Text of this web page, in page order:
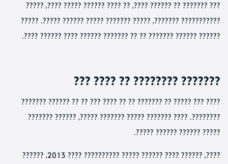
??? ??????? ?? ?????? ????, ?? ???? ?????? ????? ????, ?????
??????????? ???????, ????? ??????? ????? ?????? ?????. ?????
?????? ?????? ??????? ?? ?? ??????? ?????? ???? ?????? ????.
??????? ???????? ?? ???? ???
???? ??? ????? ?? ??????? ?? ?? ???? ??? ?? ?? ?????? ???????
????????. ???? ??????? ????? ??????? ?????, ?????? ???????
????? ?????? ?????? ?????.
????, ?????? ???? ?????? ????? ?????????? ???? 2013, ??????